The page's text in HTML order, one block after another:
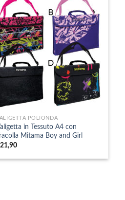
POLIONDA
in Tessuto A4 con
Tracolla Mitama Boy and Girl
21,90